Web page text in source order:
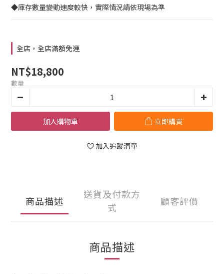
◆庫存數量變動速度較快，實際情況請依現場為準
全店，全店滿額免運
NT$18,800
數量
加入購物車 立即購買
加入追蹤清單
商品描述
送貨及付款方
式
顧客評價
商品描述